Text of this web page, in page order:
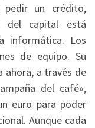
un crédito,
del capital está
informática. Los
de equipo. Su
ahora, a través de
del café»,
euro para poder
Aunque cada